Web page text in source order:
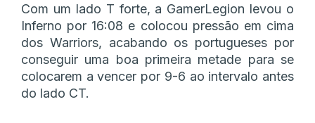
Com um lado T forte, a GamerLegion levou o
Inferno por 16:08 e colocou pressão em cima
dos Warriors, acabando os portugueses por
conseguir uma boa primeira metade para se
colocarem a vencer por 9-6 ao intervalo antes
do lado CT.